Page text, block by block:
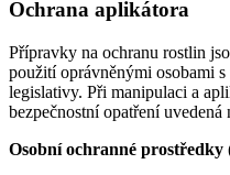
Ochrana aplikátora
Přípravky na ochranu rostlin
použití oprávněnými osobami
legislativy. Při manipulaci a
bezpečnostní opatření uvedená
Osobní ochranné prostředky